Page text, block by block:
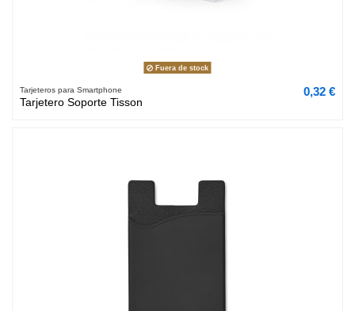
Fuera de stock
Tarjeteros para Smartphone
Tarjetero Soporte Tisson
0,32 €